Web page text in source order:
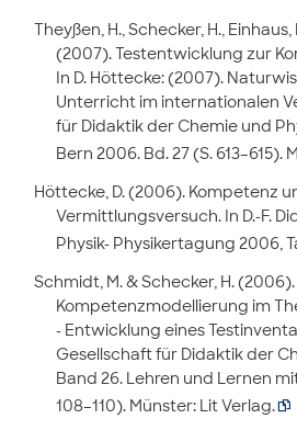
Theyßen, H., Schecker, H.,
(2007). Testentwicklung zur
In D. Höttecke: (2007).
Unterricht im internationalen
für Didaktik der Chemie und
Bern 2006. Bd. 27 (S. 613–615).
Höttecke, D. (2006). Kompetenz
Vermittlungsversuch. In D.-F.
Physik- Physikertagung 2006,
Schmidt, M. & Schecker, H. (2006).
Kompetenzmodellierung im
- Entwicklung eines
Gesellschaft für Didaktik der
Band 26. Lehren und Lernen
108–110). Münster: Lit Verlag.